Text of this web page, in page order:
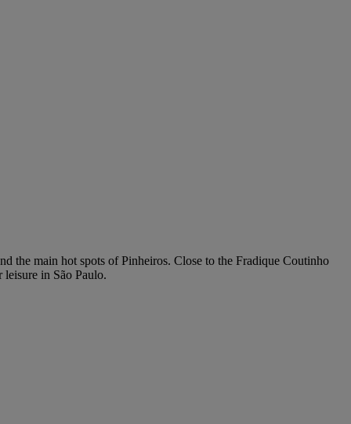
the main hot spots of Pinheiros. Close to the Fradique Coutinho
in São Paulo.